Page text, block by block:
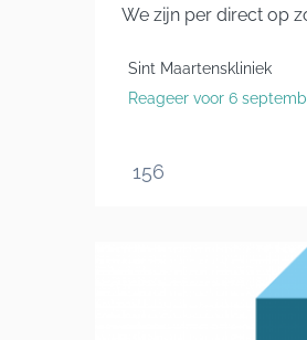
We zijn per direct op
Sint Maartenskliniek
Reageer voor 6
156